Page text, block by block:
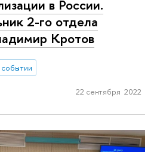
в России.
2-го отдела
Кротов
22 сентября 2022